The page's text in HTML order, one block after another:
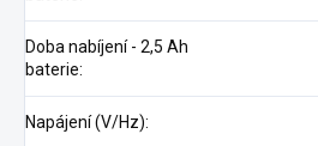
Doba nabíjení - 2,5 Ah
baterie:
Napájení (V/Hz):